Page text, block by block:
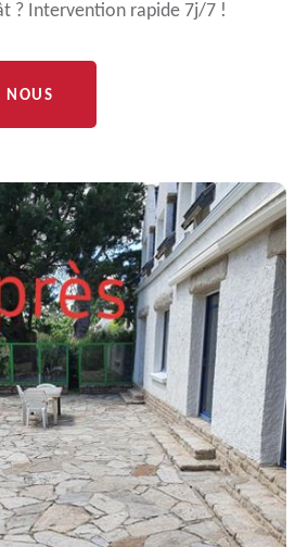
? Intervention rapide 7j/7 !
NOUS